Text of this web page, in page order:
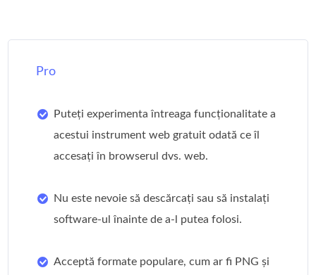
Pro
Puteți experimenta întreaga funcționalitate a
acestui instrument web gratuit odată ce îl
accesați în browserul dvs. web.
Nu este nevoie să descărcați sau să instalați
software-ul înainte de a-l putea folosi.
Acceptă formate populare, cum ar fi PNG și